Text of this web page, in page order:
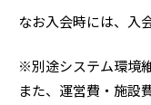
なお入会時には、入
※別途システム環境
また、運営費・施設